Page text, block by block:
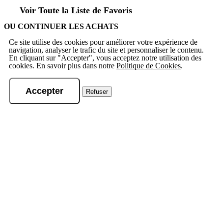
Voir Toute la Liste de Favoris
OU CONTINUER LES ACHATS
Ce site utilise des cookies pour améliorer votre expérience de
navigation, analyser le trafic du site et personnaliser le contenu.
En cliquant sur "Accepter", vous acceptez notre utilisation des
cookies. En savoir plus dans notre Politique de Cookies.
Accepter Refuser